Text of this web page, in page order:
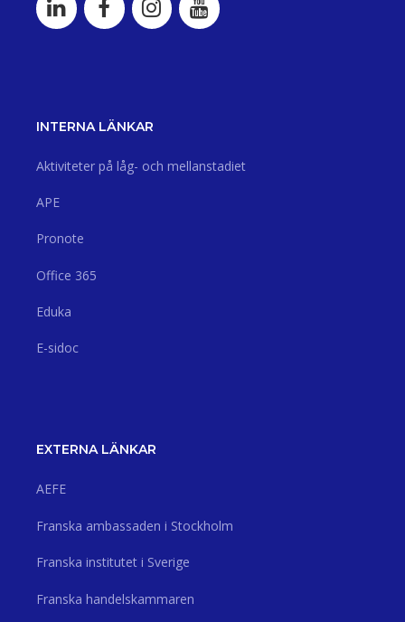
INTERNA LÄNKAR
Aktiviteter på låg- och mellanstadiet
APE
Pronote
Office 365
Eduka
E-sidoc
EXTERNA LÄNKAR
AEFE
Franska ambassaden i Stockholm
Franska institutet i Sverige
Franska handelskammaren